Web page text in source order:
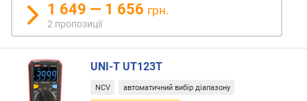
к
(
А
)
1 649 — 1 656 грн.
2 пропозиції
UNI-T UT123T
NCV автоматичний вибір діапазону